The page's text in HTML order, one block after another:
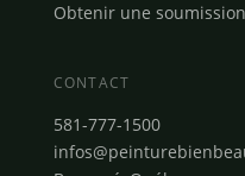
Obtenir une soumission
CONTACT
581-777-1500